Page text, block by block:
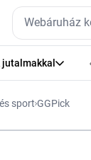
sport GGPick